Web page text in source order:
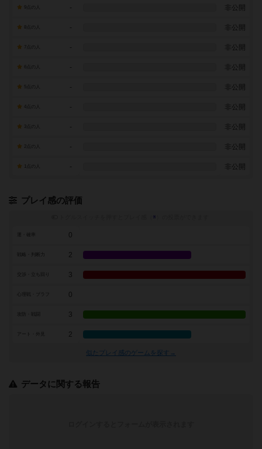
- 非公開
- 非公開
7点の人 - 非公開
- 非公開
- 非公開
- 非公開
- 非公開
- 非公開
- 非公開
プレイ感の評価
※
0
戦略・判断力 2
3
0
3
アート・外見 2
似たプレイ感のゲームを探す→
データに関する報告